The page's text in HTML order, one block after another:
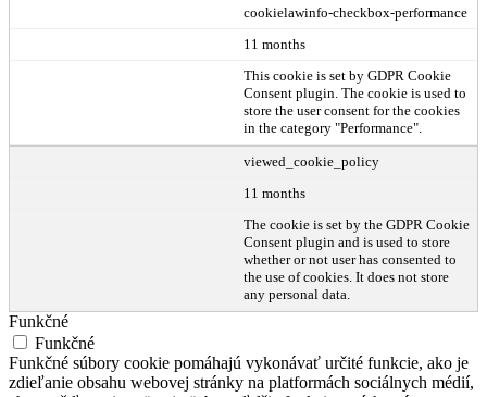
cookielawinfo-checkbox-performance
11 months
This cookie is set by GDPR Cookie
Consent plugin. The cookie is used to
store the user consent for the cookies
in the category "Performance".
viewed_cookie_policy
11 months
The cookie is set by the GDPR Cookie
Consent plugin and is used to store
whether or not user has consented to
the use of cookies. It does not store
any personal data.
Funkčné
Funkčné
Funkčné súbory cookie pomáhajú vykonávať určité funkcie, ako je
zdieľanie obsahu webovej stránky na platformách sociálnych médií,